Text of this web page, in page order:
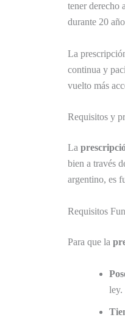
tener derecho
durante 20
La
continua y
vuelto más
Requisitos y
La
bien a través
argentino, es
Requisitos
Para que la
ley.